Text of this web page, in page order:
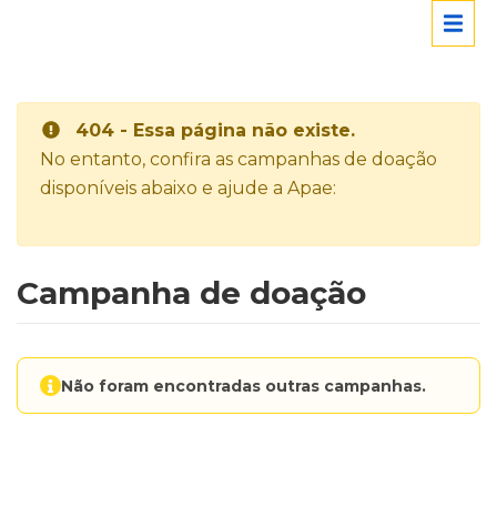
404 - Essa página não existe.
No entanto, confira as campanhas de doação
disponíveis abaixo e ajude a Apae:
Campanha de doação
Não foram encontradas outras campanhas.